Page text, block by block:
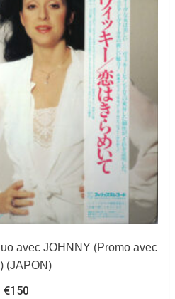
avec JOHNNY (Promo avec
(JAPON)
€150